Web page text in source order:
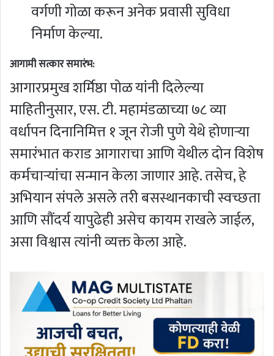
वर्गणी गोळा करून अनेक प्रवासी सुविधा
निर्माण केल्या.
आगामी सत्कार समारंभ:
आगारप्रमुख शर्मिष्ठा पोळ यांनी दिलेल्या
माहितीनुसार, एस. टी. महामंडळाच्या ७८ व्या
वर्धापन दिनानिमित्त १ जून रोजी पुणे येथे होणाऱ्या
समारंभात कराड आगाराचा आणि येथील दोन विशेष
कर्मचाऱ्यांचा सन्मान केला जाणार आहे. तसेच, हे
अभियान संपले असले तरी बसस्थानकाची स्वच्छता
आणि सौंदर्य यापुढेही असेच कायम राखले जाईल,
असा विश्वास त्यांनी व्यक्त केला आहे.